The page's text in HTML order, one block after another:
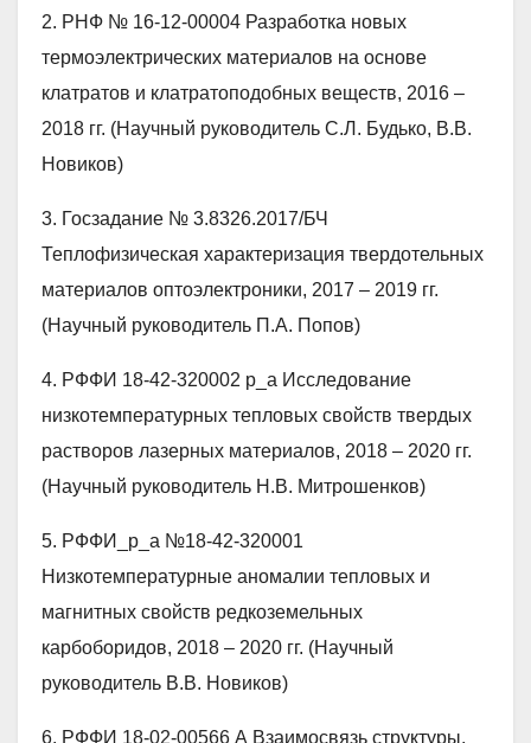
2. РНФ № 16-12-00004 Разработка новых
термоэлектрических материалов на основе
клатратов и клатратоподобных веществ, 2016 –
2018 гг. (Научный руководитель С.Л. Будько, В.В.
Новиков)
3. Госзадание № 3.8326.2017/БЧ
Теплофизическая характеризация твердотельных
материалов оптоэлектроники, 2017 – 2019 гг.
(Научный руководитель П.А. Попов)
4. РФФИ 18-42-320002 р_а Исследование
низкотемпературных тепловых свойств твердых
растворов лазерных материалов, 2018 – 2020 гг.
(Научный руководитель Н.В. Митрошенков)
5. РФФИ_р_а №18-42-320001
Низкотемпературные аномалии тепловых и
магнитных свойств редкоземельных
карбоборидов, 2018 – 2020 гг. (Научный
руководитель В.В. Новиков)
6. РФФИ 18-02-00566 А Взаимосвязь структуры,